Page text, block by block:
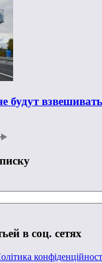
будут
в соц. сетях